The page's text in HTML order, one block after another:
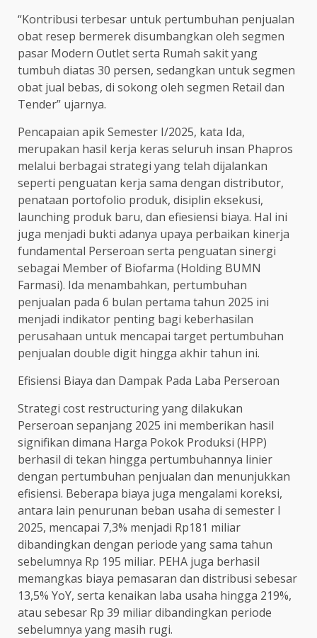
“Kontribusi terbesar untuk pertumbuhan penjualan
obat resep bermerek disumbangkan oleh segmen
pasar Modern Outlet serta Rumah sakit yang
tumbuh diatas 30 persen, sedangkan untuk segmen
obat jual bebas, di sokong oleh segmen Retail dan
Tender” ujarnya.
Pencapaian apik Semester I/2025, kata Ida,
merupakan hasil kerja keras seluruh insan Phapros
melalui berbagai strategi yang telah dijalankan
seperti penguatan kerja sama dengan distributor,
penataan portofolio produk, disiplin eksekusi,
launching produk baru, dan efiesiensi biaya. Hal ini
juga menjadi bukti adanya upaya perbaikan kinerja
fundamental Perseroan serta penguatan sinergi
sebagai Member of Biofarma (Holding BUMN
Farmasi). Ida menambahkan, pertumbuhan
penjualan pada 6 bulan pertama tahun 2025 ini
menjadi indikator penting bagi keberhasilan
perusahaan untuk mencapai target pertumbuhan
penjualan double digit hingga akhir tahun ini.
Efisiensi Biaya dan Dampak Pada Laba Perseroan
Strategi cost restructuring yang dilakukan
Perseroan sepanjang 2025 ini memberikan hasil
signifikan dimana Harga Pokok Produksi (HPP)
berhasil di tekan hingga pertumbuhannya linier
dengan pertumbuhan penjualan dan menunjukkan
efisiensi. Beberapa biaya juga mengalami koreksi,
antara lain penurunan beban usaha di semester I
2025, mencapai 7,3% menjadi Rp181 miliar
dibandingkan dengan periode yang sama tahun
sebelumnya Rp 195 miliar. PEHA juga berhasil
memangkas biaya pemasaran dan distribusi sebesar
13,5% YoY, serta kenaikan laba usaha hingga 219%,
atau sebesar Rp 39 miliar dibandingkan periode
sebelumnya yang masih rugi.